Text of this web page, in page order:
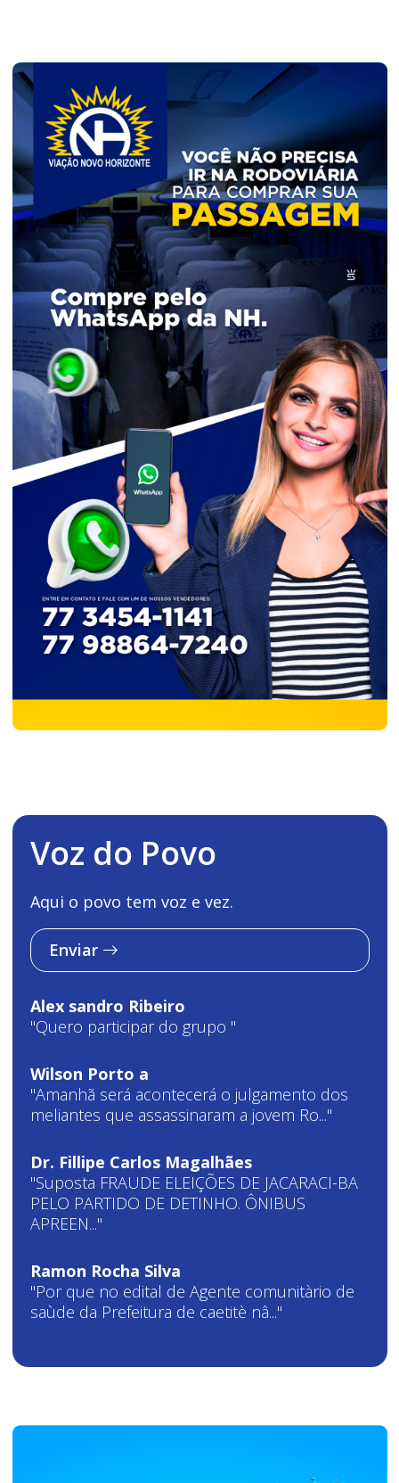
Voz do Povo
Aqui o povo tem voz e vez.
Enviar
Alex sandro Ribeiro
"Quero participar do grupo "
Wilson Porto a
"Amanhã será acontecerá o julgamento dos
meliantes que assassinaram a jovem Ro..."
Dr. Fillipe Carlos Magalhães
"Suposta FRAUDE ELEIÇÕES DE JACARACI-BA
PELO PARTIDO DE DETINHO. ÔNIBUS
APREEN..."
Ramon Rocha Silva
"Por que no edital de Agente comunitàrio de
saùde da Prefeitura de caetitè nâ..."